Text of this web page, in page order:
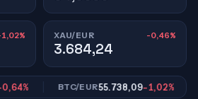
XAU/EUR -0,46%
3.684,24
BTC/EUR 55.738,09-1,02%